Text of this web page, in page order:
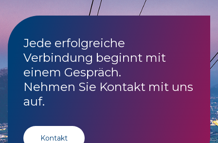
Jede erfolgreiche
Verbindung beginnt mit
einem Gespräch.
Nehmen Sie Kontakt mit uns
auf.
Kontakt